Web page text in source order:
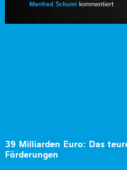
39 Milliarden Euro: Das
Förderungen